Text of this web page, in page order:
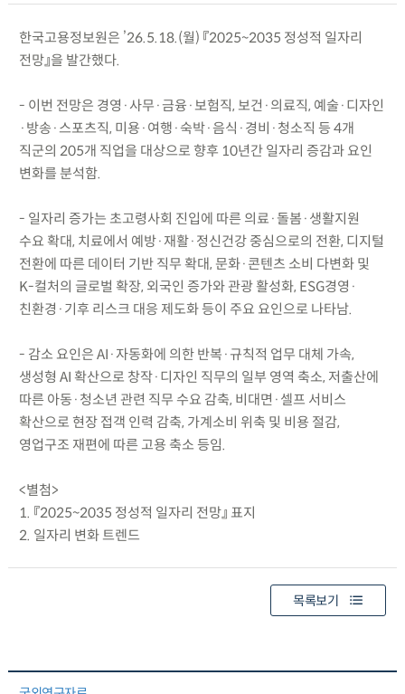
한국고용정보원은 ’26.5.18.(월) 『2025~2035 정성적 일자리
전망』을 발간했다.
- 이번 전망은 경영·사무·금융·보험직, 보건·의료직, 예술·디자인
·방송·스포츠직, 미용·여행·숙박·음식·경비·청소직 등 4개
직군의 205개 직업을 대상으로 향후 10년간 일자리 증감과 요인
변화를 분석함.
- 일자리 증가는 초고령사회 진입에 따른 의료·돌봄·생활지원
수요 확대, 치료에서 예방·재활·정신건강 중심으로의 전환, 디지털
전환에 따른 데이터 기반 직무 확대, 문화·콘텐츠 소비 다변화 및
K-컬처의 글로벌 확장, 외국인 증가와 관광 활성화, ESG경영·
친환경·기후 리스크 대응 제도화 등이 주요 요인으로 나타남.
- 감소 요인은 AI·자동화에 의한 반복·규칙적 업무 대체 가속,
생성형 AI 확산으로 창작·디자인 직무의 일부 영역 축소, 저출산에
따른 아동·청소년 관련 직무 수요 감축, 비대면·셀프 서비스
확산으로 현장 접객 인력 감축, 가계소비 위축 및 비용 절감,
영업구조 재편에 따른 고용 축소 등임.
<별첨>
1. 『2025~2035 정성적 일자리 전망』 표지
2. 일자리 변화 트렌드
목록보기